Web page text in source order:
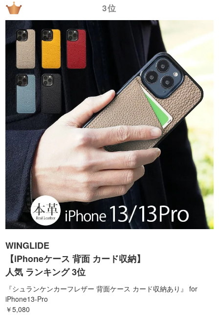
3位
WINGLIDE
【iPhoneケース 背面 カード収納】
人気 ランキング 3位
『シュランケンカーフレザー 背面ケース カード収納あり』 for
iPhone13-Pro
￥5,080